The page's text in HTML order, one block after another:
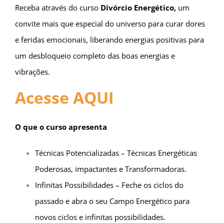
Receba através do curso Divórcio Energético, um
convite mais que especial do universo para curar dores
e feridas emocionais, liberando energias positivas para
um desbloqueio completo das boas energias e
vibrações.
Acesse AQUI
O que o curso apresenta
Técnicas Potencializadas – Técnicas Energéticas
Poderosas, impactantes e Transformadoras.
Infinitas Possibilidades – Feche os ciclos do
passado e abra o seu Campo Energético para
novos ciclos e infinitas possibilidades.